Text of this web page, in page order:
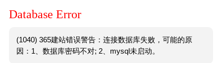
Database Error
(1040) 365建站错误警告：连接数据库失败，可能的原
因：1、数据库密码不对; 2、mysql未启动。